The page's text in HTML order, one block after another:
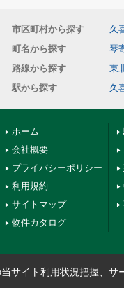
市区町村から探す 久
町名から探す
琴
路線から探す
東
駅から探す
久
ホーム
会社概要
プライバシーポリシー
利用規約
サイトマップ
物件カタログ
サイト利用状況把握、